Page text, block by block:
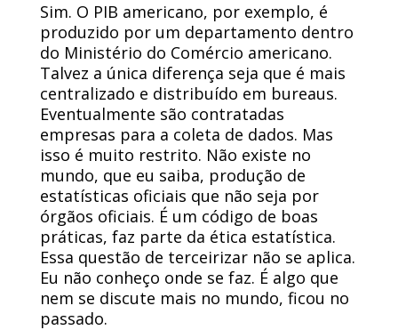
Sim. O PIB americano, por exemplo, é
produzido por um departamento dentro
do Ministério do Comércio americano.
Talvez a única diferença seja que é mais
centralizado e distribuído em bureaus.
Eventualmente são contratadas
empresas para a coleta de dados. Mas
isso é muito restrito. Não existe no
mundo, que eu saiba, produção de
estatísticas oficiais que não seja por
órgãos oficiais. É um código de boas
práticas, faz parte da ética estatística.
Essa questão de terceirizar não se aplica.
Eu não conheço onde se faz. É algo que
nem se discute mais no mundo, ficou no
passado.